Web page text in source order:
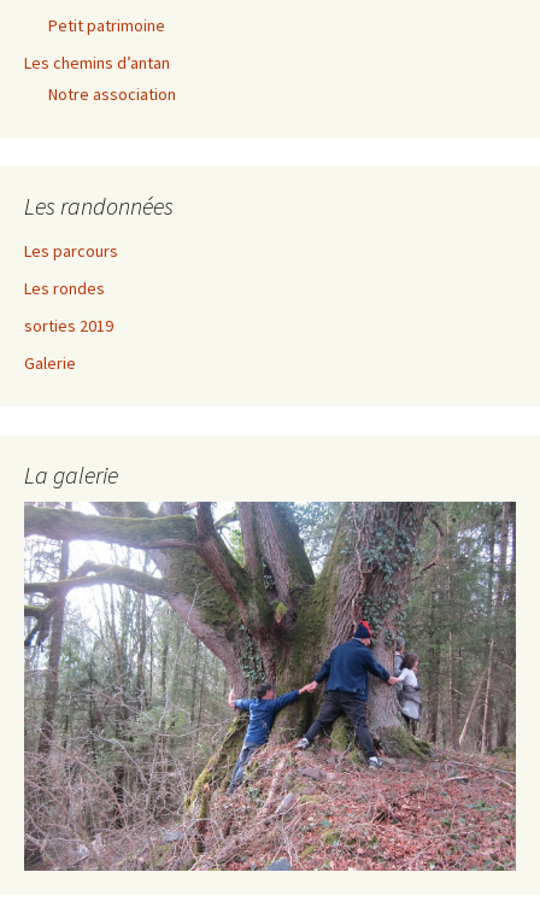
Petit patrimoine
Les chemins d’antan
Notre association
Les randonnées
Les parcours
Les rondes
sorties 2019
Galerie
La galerie